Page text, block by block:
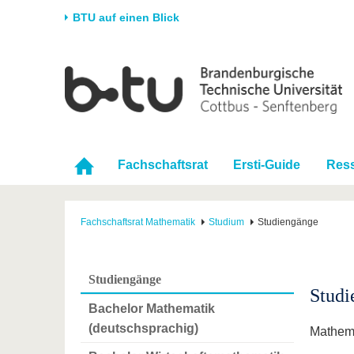
BTU auf einen Blick
Universität
Karriere & Engagement
Forschung
Förderung Im
Fachschaftsrat Ersti-Guide
Fachschaftsrat Mathematik Studium Studiengänge
Studiengänge
Bachelor Mathematik
(deutschsprachig)